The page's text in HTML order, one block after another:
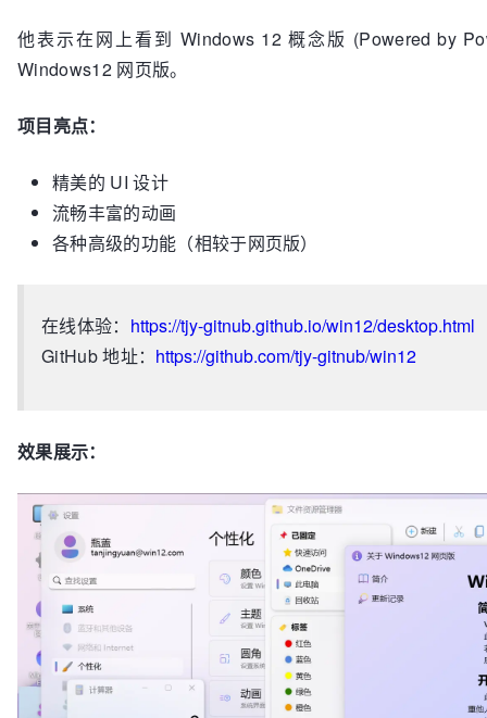
他表示在网上看到 Windows 12 概念版 (Powered by
Windows12 网页版。
项目亮点：
精美的 UI 设计
流畅丰富的动画
各种高级的功能（相较于网页版）
在线体验： https://tjy-gitnub.github.io/win12/desktop.html
GitHub 地址： https://github.com/tjy-gitnub/win12
效果展示：